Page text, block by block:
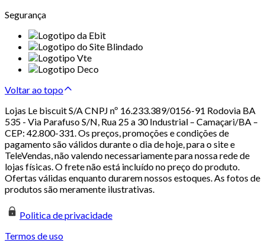
Segurança
Voltar ao topo
Lojas Le biscuit S/A CNPJ nº 16.233.389/0156-91 Rodovia BA
535 - Via Parafuso S/N, Rua 25 a 30 Industrial – Camaçari/BA –
CEP: 42.800-331. Os preços, promoções e condições de
pagamento são válidos durante o dia de hoje, para o site e
TeleVendas, não valendo necessariamente para nossa rede de
lojas físicas. O frete não está incluído no preço do produto.
Ofertas válidas enquanto durarem nossos estoques. As fotos de
produtos são meramente ilustrativas.
Politica de privacidade
Termos de uso